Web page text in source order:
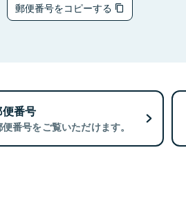
郵便番号をコピーする
番号
番号をご覧いただけます。